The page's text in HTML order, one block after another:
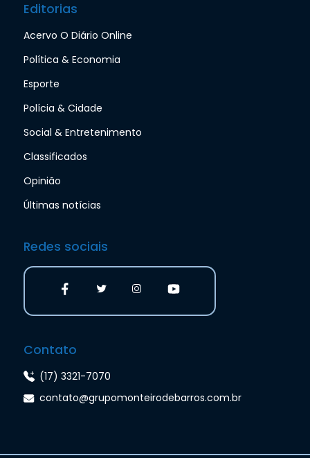
Editorias
Acervo O Diário Online
Política & Economia
Esporte
Polícia & Cidade
Social & Entretenimento
Classificados
Opinião
Últimas notícias
Redes sociais
Contato
(17) 3321-7070
contato@grupomonteirodebarros.com.br